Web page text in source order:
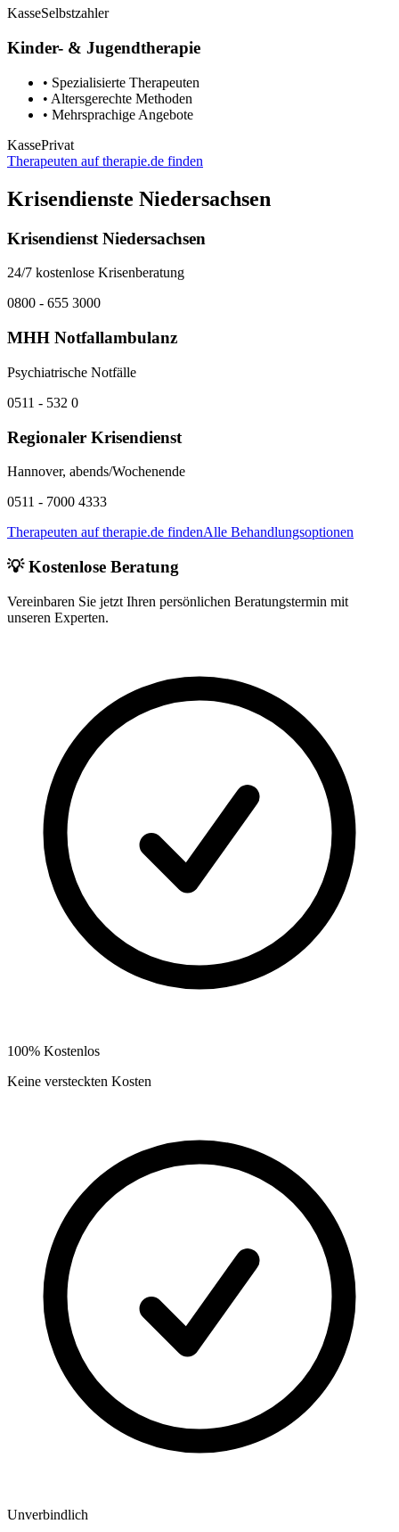
KasseSelbstzahler
Kinder- & Jugendtherapie
• Spezialisierte Therapeuten
• Altersgerechte Methoden
• Mehrsprachige Angebote
KassePrivat
Therapeuten auf therapie.de finden
Krisendienste Niedersachsen
Krisendienst Niedersachsen
24/7 kostenlose Krisenberatung
0800 - 655 3000
MHH Notfallambulanz
Psychiatrische Notfälle
0511 - 532 0
Regionaler Krisendienst
Hannover, abends/Wochenende
0511 - 7000 4333
Therapeuten auf therapie.de findenAlle Behandlungsoptionen
💡 Kostenlose Beratung
Vereinbaren Sie jetzt Ihren persönlichen Beratungstermin mit
unseren Experten.
100% Kostenlos
Keine versteckten Kosten
Unverbindlich